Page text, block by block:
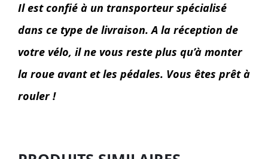
Il est confié à un transporteur spécialisé
dans ce type de livraison. A la réception de
votre vélo, il ne vous reste plus qu’à monter
la roue avant et les pédales. Vous êtes prêt à
rouler !